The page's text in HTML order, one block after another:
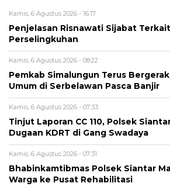
Kamis, 6 Agustus 2026 - 16:17
Penjelasan Risnawati Sijabat
Perselingkuhan
Kamis, 6 Agustus 2026 - 08:22
Pemkab Simalungun Terus
Umum di Serbelawan Pasca Banjir
Kamis, 6 Agustus 2026 - 07:33
Tinjut Laporan CC 110, Polsek
Dugaan KDRT di Gang Swadaya
Kamis, 6 Agustus 2026 - 07:31
Bhabinkamtibmas Polsek Siantar
Warga ke Pusat Rehabilitasi